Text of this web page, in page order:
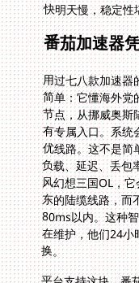
快明天慢，稳定性
番茄加速器
用过七八款加速器
换。